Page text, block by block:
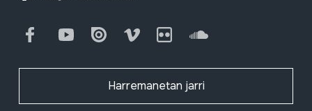
FacebookYoutube Issuu Vimeo Flickr SoundCloud
Harremanetan jarri